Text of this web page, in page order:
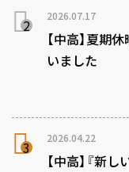
2026.07.17
【中高】夏期
いました
2026.04.22
【中高】『新